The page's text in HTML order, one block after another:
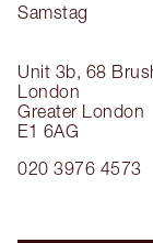
Unit 3b, 68
London
Greater London
E1 6AG
020 3976 4573
Samstag